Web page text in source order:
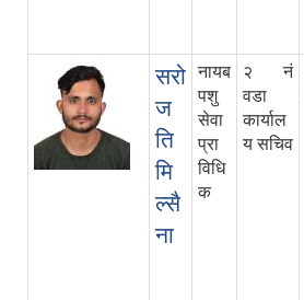
सरो
ज
ति
मि
ल्सै
ना
नायब
पशु
सेवा
प्रा
विधि
क
२ नं
वडा
कार्याल
य सचिव